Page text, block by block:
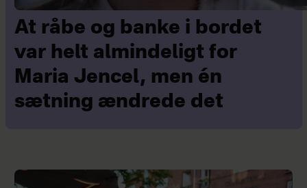
At råbe og banke i bordet
var helt almindeligt for
Maria Jencel, men én
sætning ændrede det